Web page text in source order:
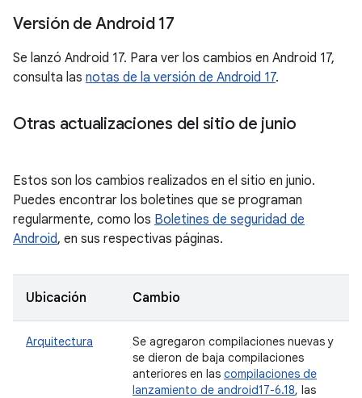
Versión de Android 17
Se lanzó Android 17. Para ver los cambios en Android 17,
consulta las notas de la versión de Android 17.
Otras actualizaciones del sitio de junio
Estos son los cambios realizados en el sitio en junio.
Puedes encontrar los boletines que se programan
regularmente, como los Boletines de seguridad de
Android, en sus respectivas páginas.
Ubicación Cambio
Arquitectura
Se agregaron compilaciones nuevas y
se dieron de baja compilaciones
anteriores en las compilaciones de
lanzamiento de android17-6.18, las